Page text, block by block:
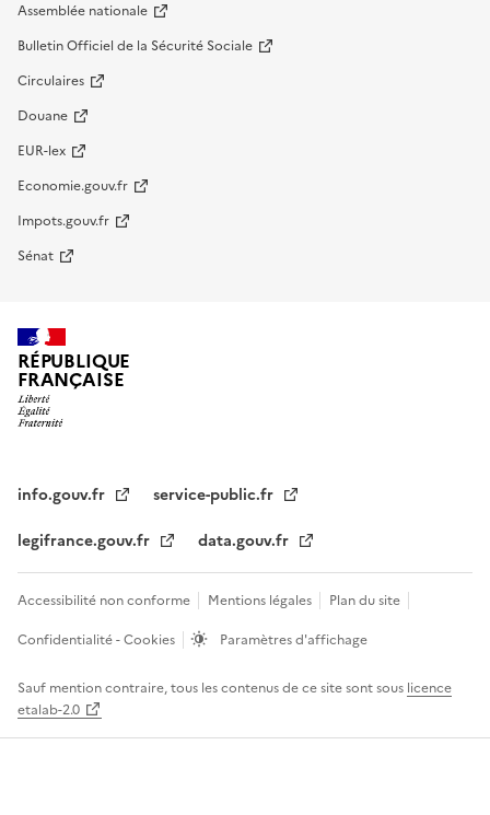
Assemblée nationale
Bulletin Officiel de la Sécurité Sociale
Circulaires
Douane
EUR-lex
Economie.gouv.fr
Impots.gouv.fr
Sénat
RÉPUBLIQUE
FRANÇAISE
info.gouv.fr
service-public.fr
legifrance.gouv.fr
data.gouv.fr
Accessibilité non conforme Mentions légales
Plan du site
Confidentialité - Cookies
Paramètres d'affichage
Sauf mention contraire, tous les contenus de ce site sont sous licence
etalab-2.0